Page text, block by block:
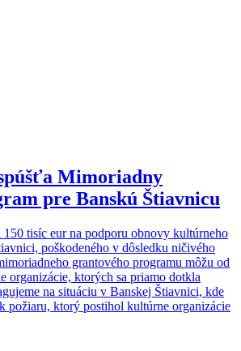
Mimoriadny
pre Banskú Štiavnicu
150 tisíc eur na podporu obnovy kultúrneho
poškodeného v dôsledku ničivého
grantového programu môžu od
organizácie, ktorých sa priamo dotkla
na situáciu v Banskej Štiavnici, kde
požiaru, ktorý postihol kultúrne organizácie